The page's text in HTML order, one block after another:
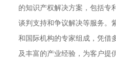
的知识产权解决方案，包括专
谈判支持和争议解决等服务。
和国际机构的专家组成，凭借
及丰富的产业经验，为客户提